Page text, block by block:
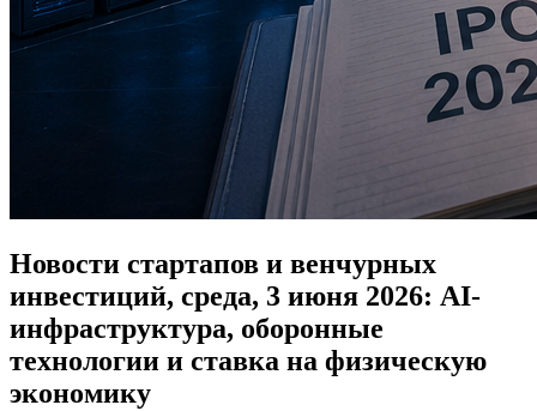
Новости стартапов и венчурных
инвестиций, среда, 3 июня 2026: AI-
инфраструктура, оборонные
технологии и ставка на физическую
экономику